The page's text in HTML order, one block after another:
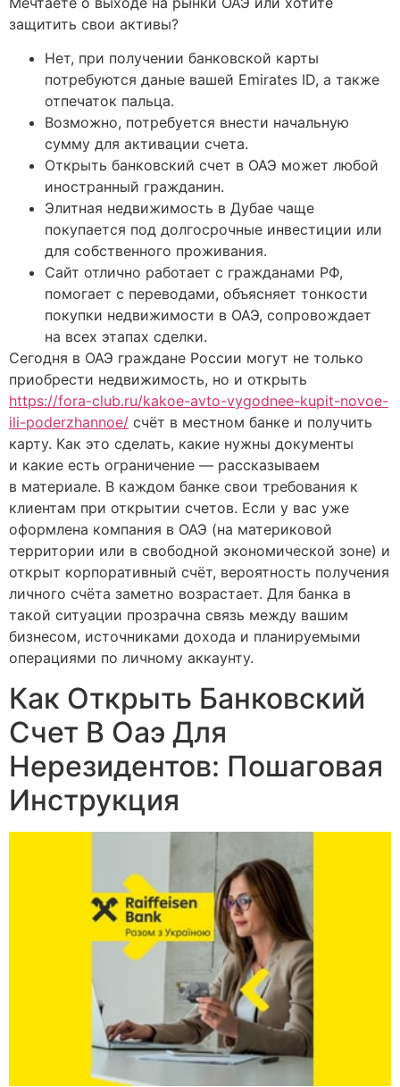
защитить свои активы?
Нет, при получении банковской карты
потребуются даные вашей Emirates ID, а также
отпечаток пальца.
Возможно, потребуется внести начальную
сумму для активации счета.
Открыть банковский счет в ОАЭ может любой
иностранный гражданин.
Элитная недвижимость в Дубае чаще
покупается под долгосрочные инвестиции или
для собственного проживания.
Сайт отлично работает с гражданами РФ,
помогает с переводами, объясняет тонкости
покупки недвижимости в ОАЭ, сопровождает
на всех этапах сделки.
Сегодня в ОАЭ граждане России могут не только
приобрести недвижимость, но и открыть
https://fora-club.ru/kakoe-avto-vygodnee-kupit-novoe-
ili-poderzhannoe/ счёт в местном банке и получить
карту. Как это сделать, какие нужны документы
и какие есть ограничение — рассказываем
в материале. В каждом банке свои требования к
клиентам при открытии счетов. Если у вас уже
оформлена компания в ОАЭ (на материковой
территории или в свободной экономической зоне) и
открыт корпоративный счёт, вероятность получения
личного счёта заметно возрастает. Для банка в
такой ситуации прозрачна связь между вашим
бизнесом, источниками дохода и планируемыми
операциями по личному аккаунту.
Как Открыть Банковский
Счет В Оаэ Для
Нерезидентов: Пошаговая
Инструкция